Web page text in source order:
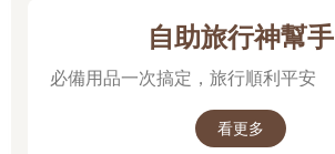
自助旅行神幫手
必備用品一次搞定，旅行順利平安
看更多